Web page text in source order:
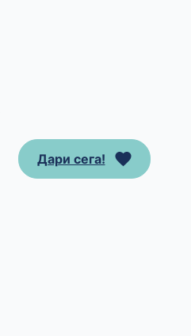
Дари сега!